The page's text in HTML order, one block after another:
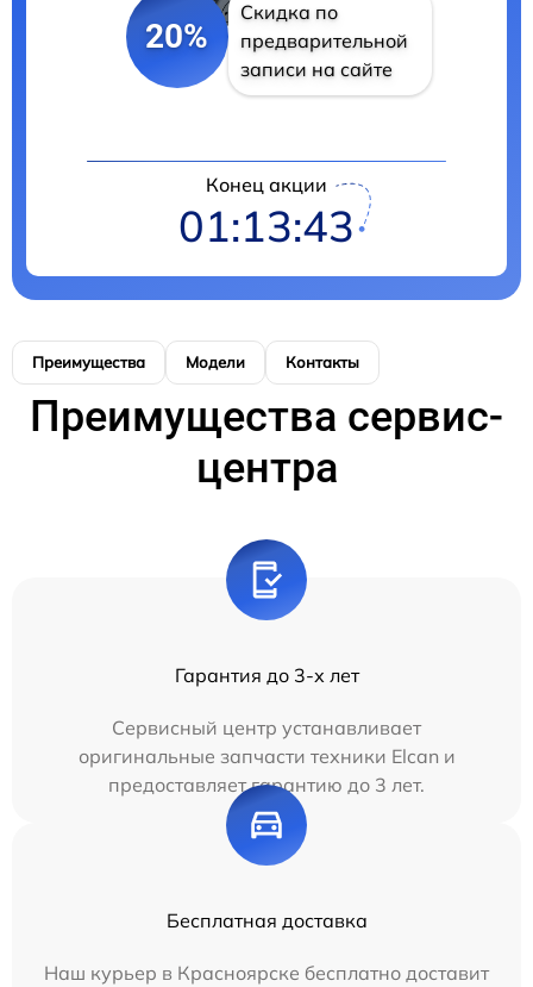
20%
Скидка по
предварительной
записи на сайте
Конец акции
01:13:43
Преимущества Модели Контакты
Преимущества сервис-
центра
Гарантия до 3-х лет
Сервисный центр устанавливает
оригинальные запчасти техники Elcan и
предоставляет гарантию до 3 лет.
Бесплатная доставка
Наш курьер в Красноярске бесплатно доставит